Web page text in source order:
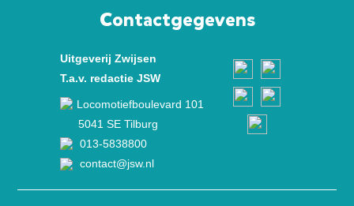
Contactgegevens
Uitgeverij Zwijsen
T.a.v. redactie JSW
Locomotiefboulevard 101
5041 SE Tilburg
013-5838800
contact@jsw.nl